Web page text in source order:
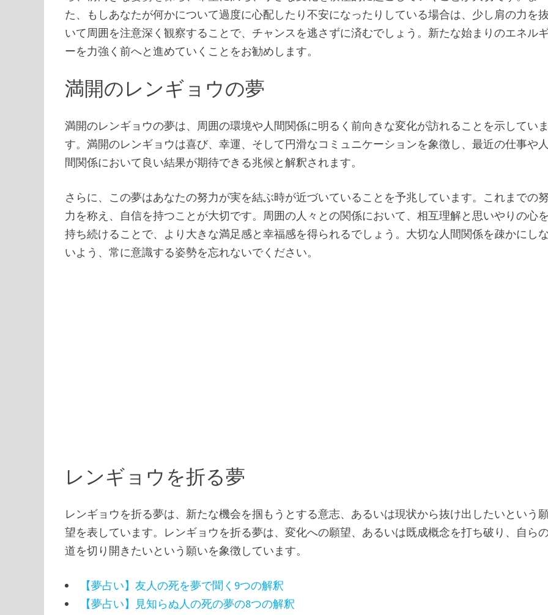
た、もしあなたが何かについて過度に心配したり不安になったりしている場合は、少し肩の力を
いて周囲を注意深く観察することで、チャンスを逃さずに済むでしょう。新たな始まりのエネル
ーを力強く前へと進めていくことをお勧めします。
満開のレンギョウの夢
満開のレンギョウの夢は、周囲の環境や人間関係に明るく前向きな変化が訪れることを示してい
す。満開のレンギョウは喜び、幸運、そして円滑なコミュニケーションを象徴し、最近の仕事や
間関係において良い結果が期待できる兆候と解釈されます。
さらに、この夢はあなたの努力が実を結ぶ時が近づいていることを予兆しています。これまでの
力を称え、自信を持つことが大切です。周囲の人々との関係において、相互理解と思いやりの心
持ち続けることで、より大きな満足感と幸福感を得られるでしょう。大切な人間関係を疎かにし
いよう、常に意識する姿勢を忘れないでください。
レンギョウを折る夢
レンギョウを折る夢は、新たな機会を掴もうとする意志、あるいは現状から抜け出したいという
望を表しています。レンギョウを折る夢は、変化への願望、あるいは既成概念を打ち破り、自ら
道を切り開きたいという願いを象徴しています。
【夢占い】友人の死を夢で聞く9つの解釈
【夢占い】見知らぬ人の死の夢の8つの解釈